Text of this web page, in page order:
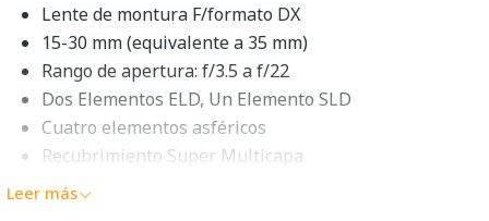
Lente de montura F/formato DX
15-30 mm (equivalente a 35 mm)
Rango de apertura: f/3.5 a f/22
Dos Elementos ELD, Un Elemento SLD
Cuatro elementos asféricos
Recubrimiento Super Multicapa
Sistema AF Hyper Sonic Motor
Leer más